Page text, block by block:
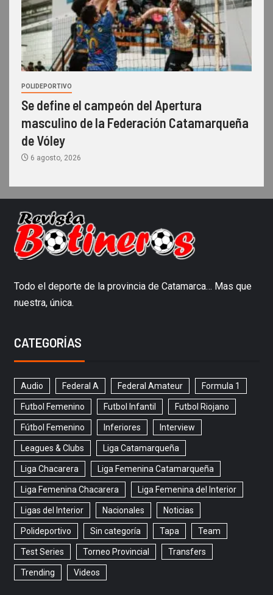
POLIDEPORTIVO
Se define el campeón del Apertura
masculino de la Federación Catamarqueña
de Vóley
6 agosto, 2026
Todo el deporte de la provincia de Catamarca… Mas que
nuestra, única.
CATEGORÍAS
Audio Federal A Federal Amateur Formula 1
Futbol Femenino Futbol Infantil Futbol Riojano
Fútbol Femenino Inferiores Interview
Leagues & Clubs Liga Catamarqueña
Liga Chacarera Liga Femenina Catamarqueña
Liga Femenina Chacarera Liga Femenina del Interior
Ligas del Interior Nacionales Noticias
Polideportivo Sin categoría Tapa Team
Test Series Torneo Provincial Transfers
Trending Videos